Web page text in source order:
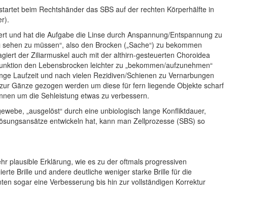
beim Rechtshänder das SBS auf der rechten Körperhälfte in
und hat die Aufgabe die Linse durch Anspannung/Entspannung zu
zu müssen“, also den Brocken („Sache“) zu bekommen
der Ziliarmuskel auch mit der althirn-gesteuerten Choroidea
den Lebensbrocken leichter zu „bekommen/aufzunehmen“
Laufzeit und nach vielen Rezidiven/Schienen zu Vernarbungen
Gänze gezogen werden um diese für fern liegende Objekte scharf
um die Sehleistung etwas zu verbessern.
„ausgelöst“ durch eine unbiologisch lange Konfliktdauer,
entwickeln hat, kann man Zellprozesse (SBS) so
plausible Erklärung, wie es zu der oftmals progressiven
Brille und andere deutliche weniger starke Brille für die
sogar eine Verbesserung bis hin zur vollständigen Korrektur